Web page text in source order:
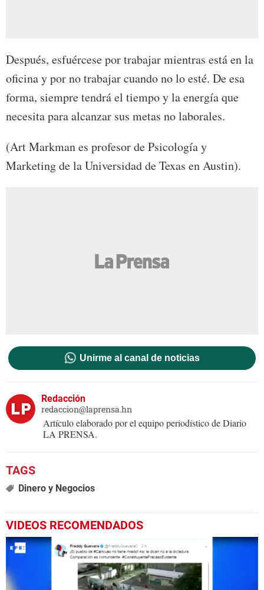
Después, esfuércese por trabajar mientras está en la
oficina y por no trabajar cuando no lo esté. De esa
forma, siempre tendrá el tiempo y la energía que
necesita para alcanzar sus metas no laborales.
(Art Markman es profesor de Psicología y
Marketing de la Universidad de Texas en Austin).
Unirme al canal de noticias
Redacción
redaccion@laprensa.hn
Artículo elaborado por el equipo periodístico de Diario
LA PRENSA.
Dinero y Negocios
VIDEOS RECOMENDADOS